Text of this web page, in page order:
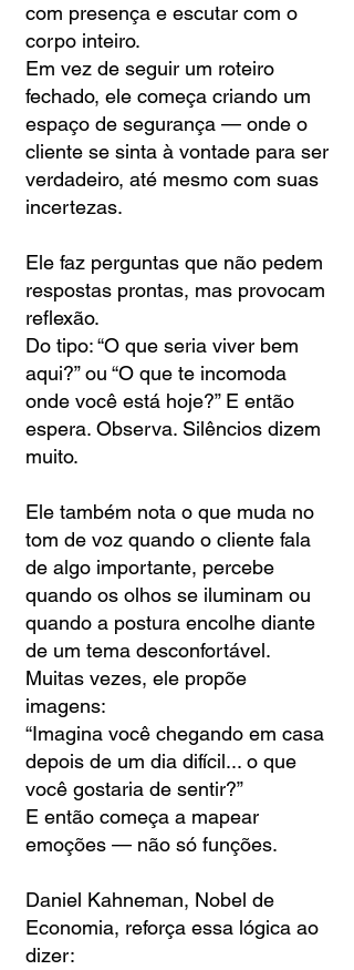
com presença e escutar com o
corpo inteiro.
Em vez de seguir um roteiro
fechado, ele começa criando um
espaço de segurança — onde o
cliente se sinta à vontade para ser
verdadeiro, até mesmo com suas
incertezas.
Ele faz perguntas que não pedem
respostas prontas, mas provocam
reflexão.
Do tipo: “O que seria viver bem
aqui?” ou “O que te incomoda
onde você está hoje?” E então
espera. Observa. Silêncios dizem
muito.
Ele também nota o que muda no
tom de voz quando o cliente fala
de algo importante, percebe
quando os olhos se iluminam ou
quando a postura encolhe diante
de um tema desconfortável.
Muitas vezes, ele propõe
imagens:
“Imagina você chegando em casa
depois de um dia difícil... o que
você gostaria de sentir?”
E então começa a mapear
emoções — não só funções.
Daniel Kahneman, Nobel de
Economia, reforça essa lógica ao
dizer: